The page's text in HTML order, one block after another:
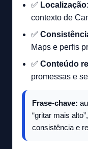
✅ Localização:
contexto de
✅
Maps e perfis
✅ Conteúdo
promessas e
Frase-chave:
“gritar mais
consistência e